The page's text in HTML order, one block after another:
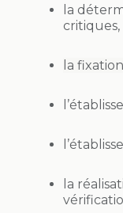
la
critiques,
la
la